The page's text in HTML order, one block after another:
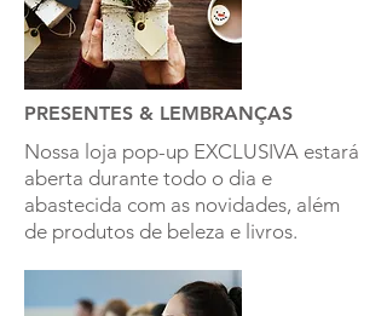
Nossa loja pop-up EXCLUSIVA estará
aberta durante todo o dia e
abastecida com as novidades, além
de produtos de beleza e livros.
PRESENTES & LEMBRANÇAS